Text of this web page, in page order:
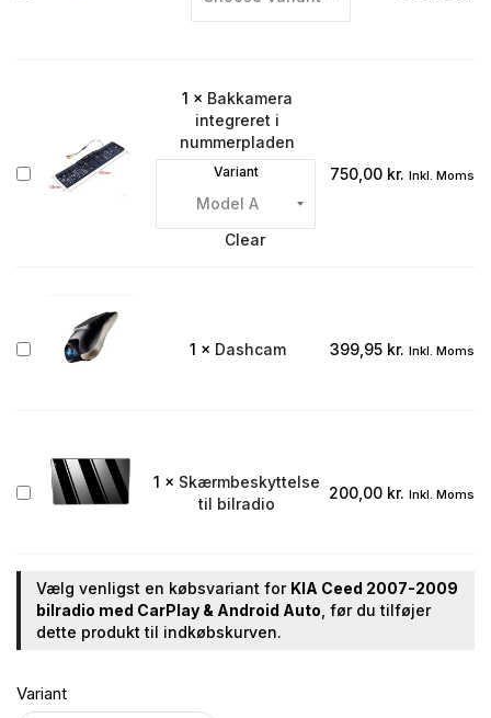
Bakkamera
integreret
1 × Bakkamera
integreret i
nummerpladen
Variant
Clear
750,00 kr. Inkl. Moms
Dashcam 1 × Dashcam 399,95 kr. Inkl. Moms
Skærmbeskyttelse
1 × Skærmbeskyttelse
til bilradio
200,00 kr. Inkl. Moms
Vælg venligst en købsvariant for KIA Ceed 2007-2009
bilradio med CarPlay & Android Auto , før du tilføjer
dette produkt til indkøbskurven.
Variant